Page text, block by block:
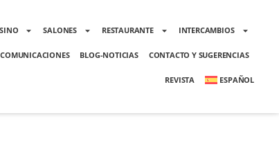
SALONES RESTAURANTE INTERCAMBIOS
COMUNICACIONES BLOG-NOTICIAS CONTACTO Y SUGERENCIAS
REVISTA ESPAÑOL